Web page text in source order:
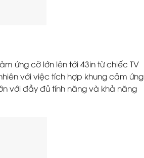
ứng cỡ lớn lên tới 43in từ chiếc TV
với việc tích hợp khung cảm ứng
với đầy đủ tính năng và khả năng